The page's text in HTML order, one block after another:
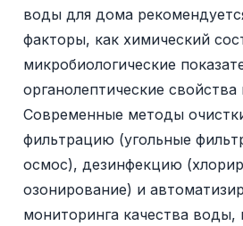
воды для дома
факторы, как химический
микробиологические
органолептические
Современные методы
фильтрацию (угольные
осмос), дезинфекцию
озонирование) и
мониторинга качества